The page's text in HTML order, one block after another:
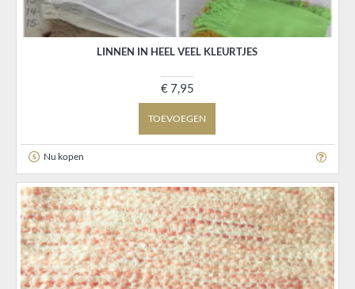
LINNEN IN HEEL VEEL KLEURTJES
€ 7,95
TOEVOEGEN
Nu kopen